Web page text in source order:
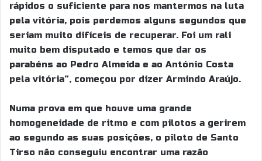
rápidos o suficiente para nos mantermos na luta
pela vitória, pois perdemos alguns segundos que
seriam muito difíceis de recuperar. Foi um rali
muito bem disputado e temos que dar os
parabéns ao Pedro Almeida e ao António Costa
pela vitória”, começou por dizer Armindo Araújo.
Numa prova em que houve uma grande
homogeneidade de ritmo e com pilotos a gerirem
ao segundo as suas posições, o piloto de Santo
Tirso não conseguiu encontrar uma razão